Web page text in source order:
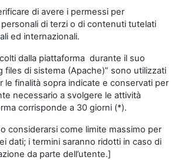
di avere i permessi per
di terzi o di contenuti tutelati
ed internazionali.
dalla piattaforma durante il suo
files di sistema (Apache)” sono utilizzati
le finalità sopra indicate e conservati per
necessario a svolgere le attività
corrisponde a 30 giorni (*).
considerarsi come limite massimo per
dati; i termini saranno ridotti in caso di
da parte dell’utente.]